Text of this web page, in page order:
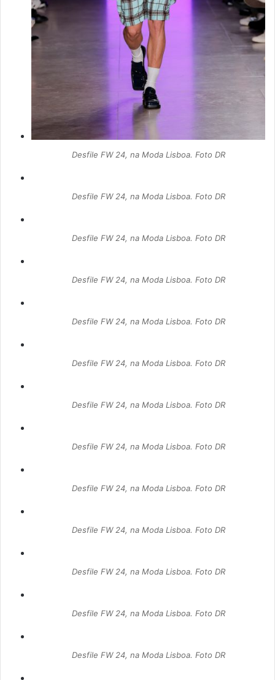
Desfile FW 24, na Moda Lisboa. Foto DR
Desfile FW 24, na Moda Lisboa. Foto DR
Desfile FW 24, na Moda Lisboa. Foto DR
Desfile FW 24, na Moda Lisboa. Foto DR
Desfile FW 24, na Moda Lisboa. Foto DR
Desfile FW 24, na Moda Lisboa. Foto DR
Desfile FW 24, na Moda Lisboa. Foto DR
Desfile FW 24, na Moda Lisboa. Foto DR
Desfile FW 24, na Moda Lisboa. Foto DR
Desfile FW 24, na Moda Lisboa. Foto DR
Desfile FW 24, na Moda Lisboa. Foto DR
Desfile FW 24, na Moda Lisboa. Foto DR
Desfile FW 24, na Moda Lisboa. Foto DR